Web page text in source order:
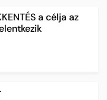
a célja az